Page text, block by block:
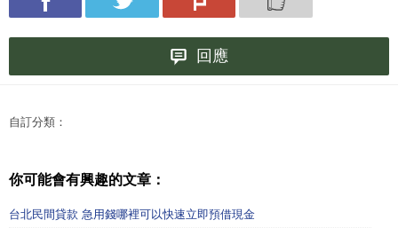
回應
自訂分類：
你可能會有興趣的文章：
台北民間貸款 急用錢哪裡可以快速立即預借現金